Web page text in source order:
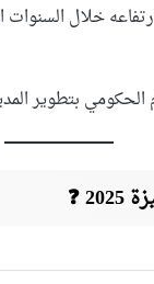
خلال السنوات
بتطوير
❓